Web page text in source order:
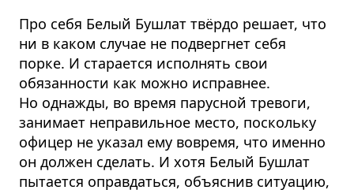
Про себя Белый Бушлат твёрдо решает, что
ни в каком случае не подвергнет себя
порке. И старается исполнять свои
обязанности как можно исправнее.
Но однажды, во время парусной тревоги,
занимает неправильное место, поскольку
офицер не указал ему вовремя, что именно
он должен сделать. И хотя Белый Бушлат
пытается оправдаться, объяснив ситуацию,